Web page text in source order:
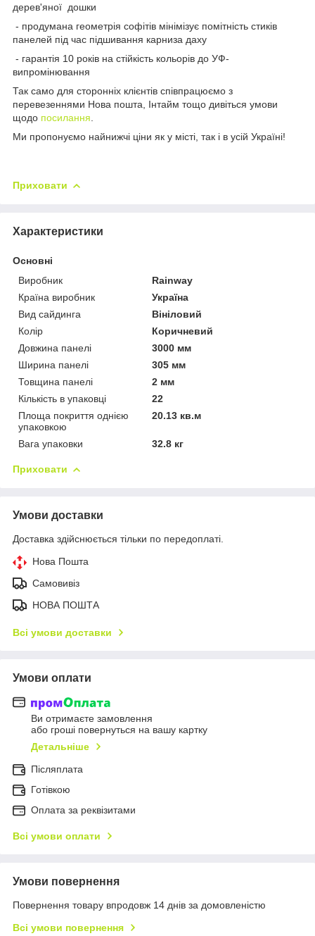
дерев'яної дошки
- продумана геометрія софітів мінімізує помітність стиків
панелей під час підшивання карниза даху
- гарантія 10 років на стійкість кольорів до УФ-
випромінювання
Так само для сторонніх клієнтів співпрацюємо з
перевезеннями Нова пошта, Інтайм тощо дивіться умови
щодо посилання
Ми пропонуємо найнижчі ціни як у місті, так і в усій Україні!
Приховати
Характеристики
Основні
Виробник
Rainway
Країна виробник
Україна
Вид сайдинга
Вініловий
Колір
Коричневий
Довжина панелі
3000 мм
Ширина панелі
305 мм
Товщина панелі
2 мм
Кількість в упаковці
22
Площа покриття однією
упаковкою
20.13 кв.м
Вага упаковки 32.8 кг
Приховати
Умови доставки
Доставка здійснюється тільки по передоплаті.
Нова Пошта
Самовивіз
НОВА ПОШТА
Всі умови доставки
Умови оплати
Ви отримаєте замовлення
або гроші повернуться на вашу картку
Детальніше
Післяплата
Готівкою
Оплата за реквізитами
Всі умови оплати
Умови повернення
Повернення товару впродовж 14 днів за домовленістю
Всі умови повернення